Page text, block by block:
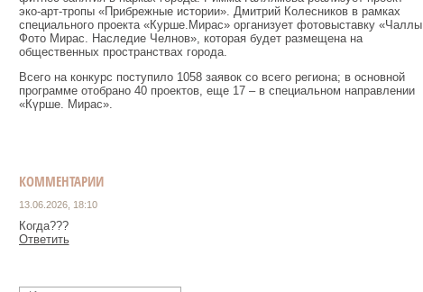
эко‑арт‑тропы «Прибрежные истории». Дмитрий Колесников в рамках
специального проекта «Кyрше.Мирас» организует фотовыставку «Чаллы
Фото Мирас. Наследие Челнов», которая будет размещена на
общественных пространствах города.
Всего на конкурс поступило 1058 заявок со всего региона; в основной
программе отобрано 40 проектов, еще 17 – в специальном направлении
«Күрше. Мирас».
КОММЕНТАРИИ
13.06.2026, 18:10
Когда???
Ответить